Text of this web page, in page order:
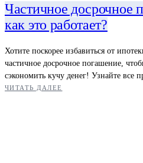
Частичное досрочное
как это работает?
Хотите поскорее избавиться от
частичное досрочное погашение,
сэкономить кучу денег! Узнайте все
ЧИТАТЬ ДАЛЕЕ